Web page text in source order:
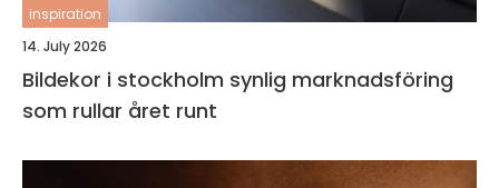
inspiration
14. July 2026
Bildekor i stockholm synlig marknadsföring
som rullar året runt